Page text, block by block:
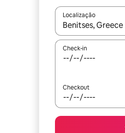
Localização
Quando os
Check-in
Checkout